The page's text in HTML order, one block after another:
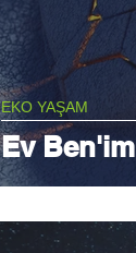
Ev
EKO YAŞAM